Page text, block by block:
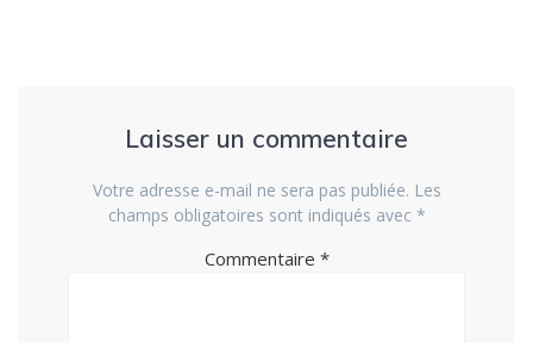
Laisser un commentaire
Votre adresse e-mail ne sera pas publiée. Les
champs obligatoires sont indiqués avec *
Commentaire *